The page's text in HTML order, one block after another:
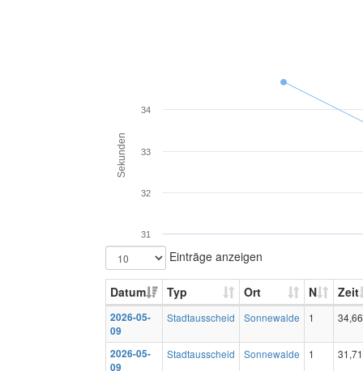
Sekunden
31
32
33
34
Einträge anzeigen
Datum Typ Ort N Zeit
2026-05-
09
Stadtausscheid Sonnewalde 1 34,66
2026-05-
09
Stadtausscheid Sonnewalde 1 31,71